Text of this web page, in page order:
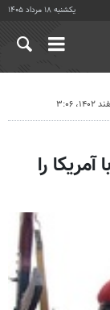
یکشنبه ۱۸ مرداد ۱۴۰۵
را